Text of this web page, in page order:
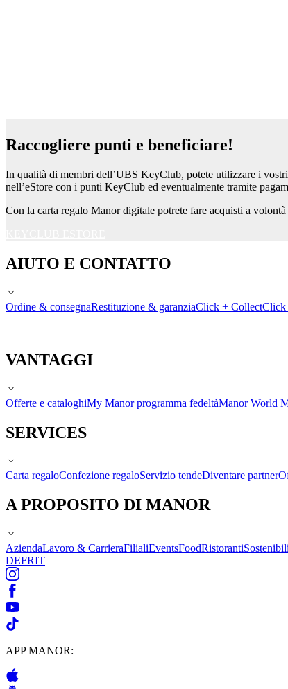
Raccogliere punti e beneficiare!
In qualità di membri dell’UBS KeyClub, potete utilizzare i
nell’eStore con i punti KeyClub ed eventualmente tramite
Con la carta regalo Manor digitale potrete fare acquisti a
AIUTO E CONTATTO
Ordine & consegnaRestituzione & garanziaClick + CollectClick
VANTAGGI
Offerte e cataloghiMy Manor programma fedeltàManor World
SERVICES
Carta regaloConfezione regaloServizio tendeDiventare partner
A PROPOSITO DI MANOR
AziendaLavoro & CarrieraFilialiEventsFoodRistoranti
DEFRIT
APP MANOR: